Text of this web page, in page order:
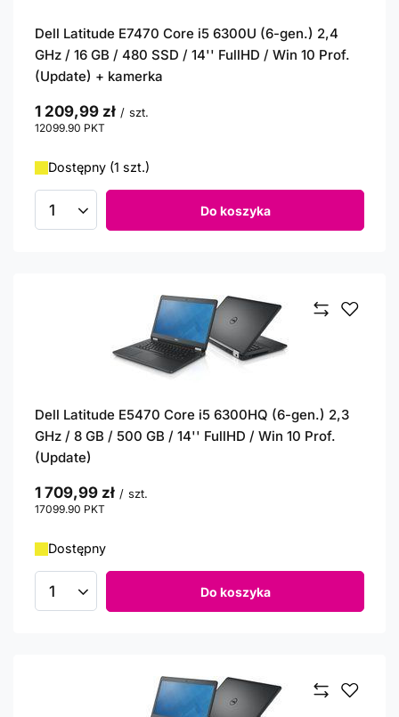
Dell Latitude E7470 Core i5 6300U (6-gen.) 2,4
GHz / 16 GB / 480 SSD / 14'' FullHD / Win 10 Prof.
(Update) + kamerka
1 209,99 zł / szt.
12099.90 PKT
Dostępny (1 szt.)
Ilość produktów Do koszyka
Dell Latitude E5470 Core i5 6300HQ (6-gen.) 2,3
GHz / 8 GB / 500 GB / 14'' FullHD / Win 10 Prof.
(Update)
1 709,99 zł / szt.
17099.90 PKT
Dostępny
Ilość produktów Do koszyka